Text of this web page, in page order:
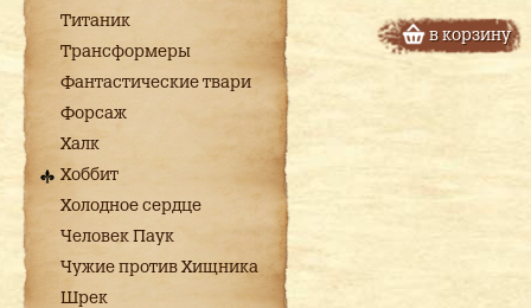
Титаник
Трансформеры
Фантастические твари
Форсаж
Халк
Хоббит
Холодное сердце
Человек Паук
Чужие против Хищника
Шрек
в корзину